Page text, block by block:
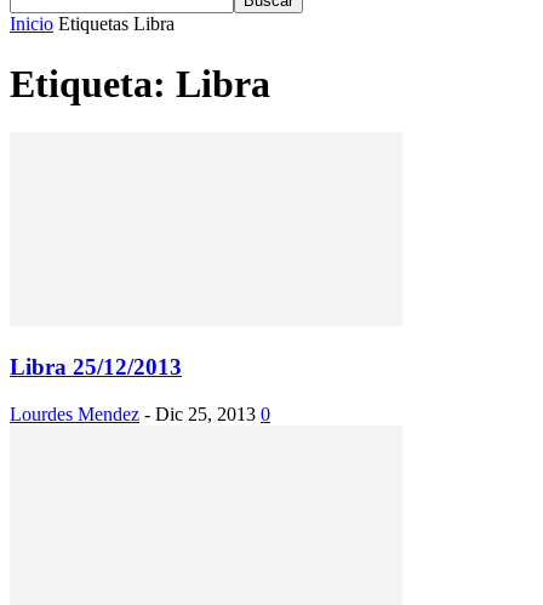
Inicio Etiquetas Libra
Etiqueta: Libra
Libra 25/12/2013
Lourdes Mendez - Dic 25, 2013 0